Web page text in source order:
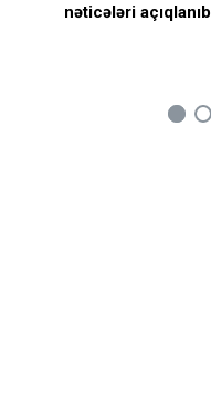
nəticələri açıqlanıb